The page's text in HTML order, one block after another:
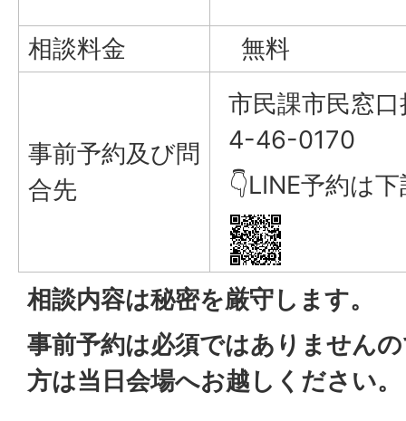
相談料金 無料
事前予約及び問
合先
市民課市民窓
4-46-0170
👇LINE予約は
相談内容は秘密を厳守します。
事前予約は必須ではありません
方は当日会場へお越しください。